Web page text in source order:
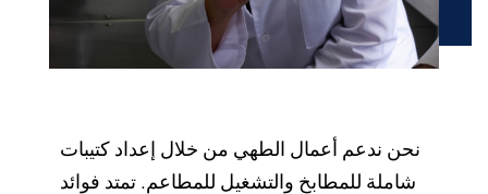
نحن ندعم أعمال الطهي من خلال إعداد كتيبات
شاملة للمطابخ والتشغيل للمطاعم. تمتد فوائد